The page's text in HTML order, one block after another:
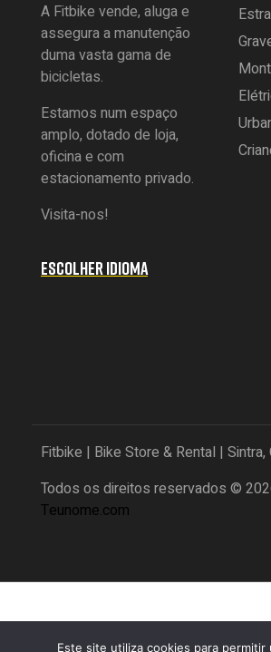
A Fitbike vende, aluga e
assegura a manutenção
duma vasta gama de
bicicletas.
Estamos num espaço
amplo, dotado de loja,
oficina e com
estacionamento privado.
Visita-nos!
ESCOLHER IDIOMA
Fitbike | Bike Store & Rental |
Todos os direitos reservados ©
Teunome.com
Este site utiliza cookies para